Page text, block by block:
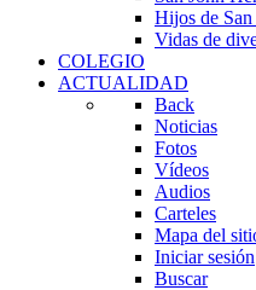
Hijos de
Vidas de
COLEGIO
ACTUALIDAD
Back
Noticias
Fotos
Vídeos
Audios
Carteles
Mapa del
Iniciar sesión
Buscar